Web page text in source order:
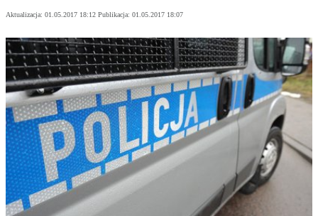
Aktualizacja: 01.05.2017 18:12 Publikacja: 01.05.2017 18:07